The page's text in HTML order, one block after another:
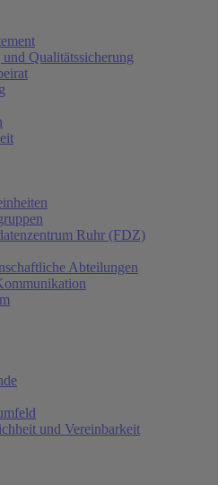
Qualitätssicherung
Ruhr (FDZ)
Abteilungen
und Vereinbarkeit